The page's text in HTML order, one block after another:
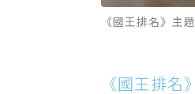
《國王排名》主
《國王排